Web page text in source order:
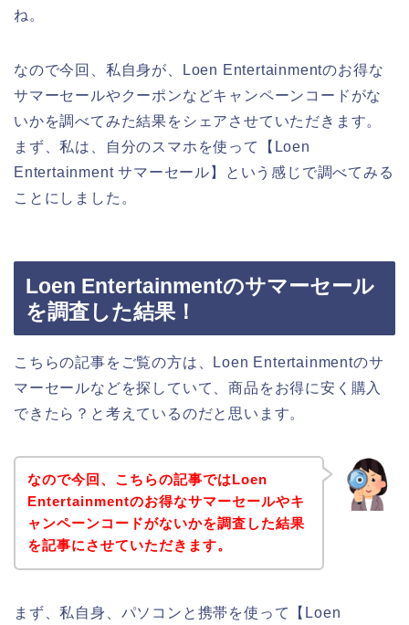
ね。
なので今回、私自身が、Loen Entertainmentのお得な
サマーセールやクーポンなどキャンペーンコードがな
いかを調べてみた結果をシェアさせていただきます。
まず、私は、自分のスマホを使って【Loen
Entertainment サマーセール】という感じで調べてみる
ことにしました。
Loen Entertainmentのサマーセール
を調査した結果！
こちらの記事をご覧の方は、Loen Entertainmentのサ
マーセールなどを探していて、商品をお得に安く購入
できたら？と考えているのだと思います。
なので今回、こちらの記事ではLoen
Entertainmentのお得なサマーセールやキ
ャンペーンコードがないかを調査した結果
を記事にさせていただきます。
まず、私自身、パソコンと携帯を使って【Loen